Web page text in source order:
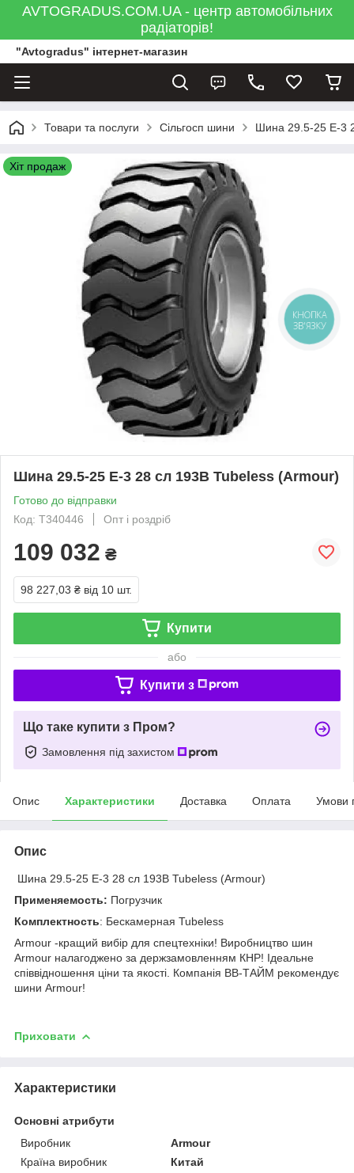
AVTOGRADUS.COM.UA - центр автомобільних
радіаторів!
"Avtogradus" інтернет-магазин
Товари та послуги Сільгосп шини Шина 29.5-25 E-3
Хіт продаж
Шина 29.5-25 E-3 28 сл 193B Tubeless (Armour)
Готово до відправки
Код: T340446
Опт і роздріб
109 032 ₴
98 227,03 ₴ від 10 шт.
Купити
або
Купити з
Що таке купити з Пром?
Замовлення під захистом
Опис Характеристики Доставка Оплата Умови
Опис
Шина 29.5-25 E-3 28 сл 193B Tubeless (Armour)
Применяемость: Погрузчик
Комплектность: Бескамерная Tubeless
Armour -кращий вибір для спецтехніки! Виробництво шин
Armour налагоджено за держзамовленням КНР! Ідеальне
співвідношення ціни та якості. Компанія ВВ-ТАЙМ рекомендує
шини Armour!
Приховати
Характеристики
Основні атрибути
Виробник
Armour
Країна виробник
Китай
КНОПКА
ЗВ'ЯЗКУ